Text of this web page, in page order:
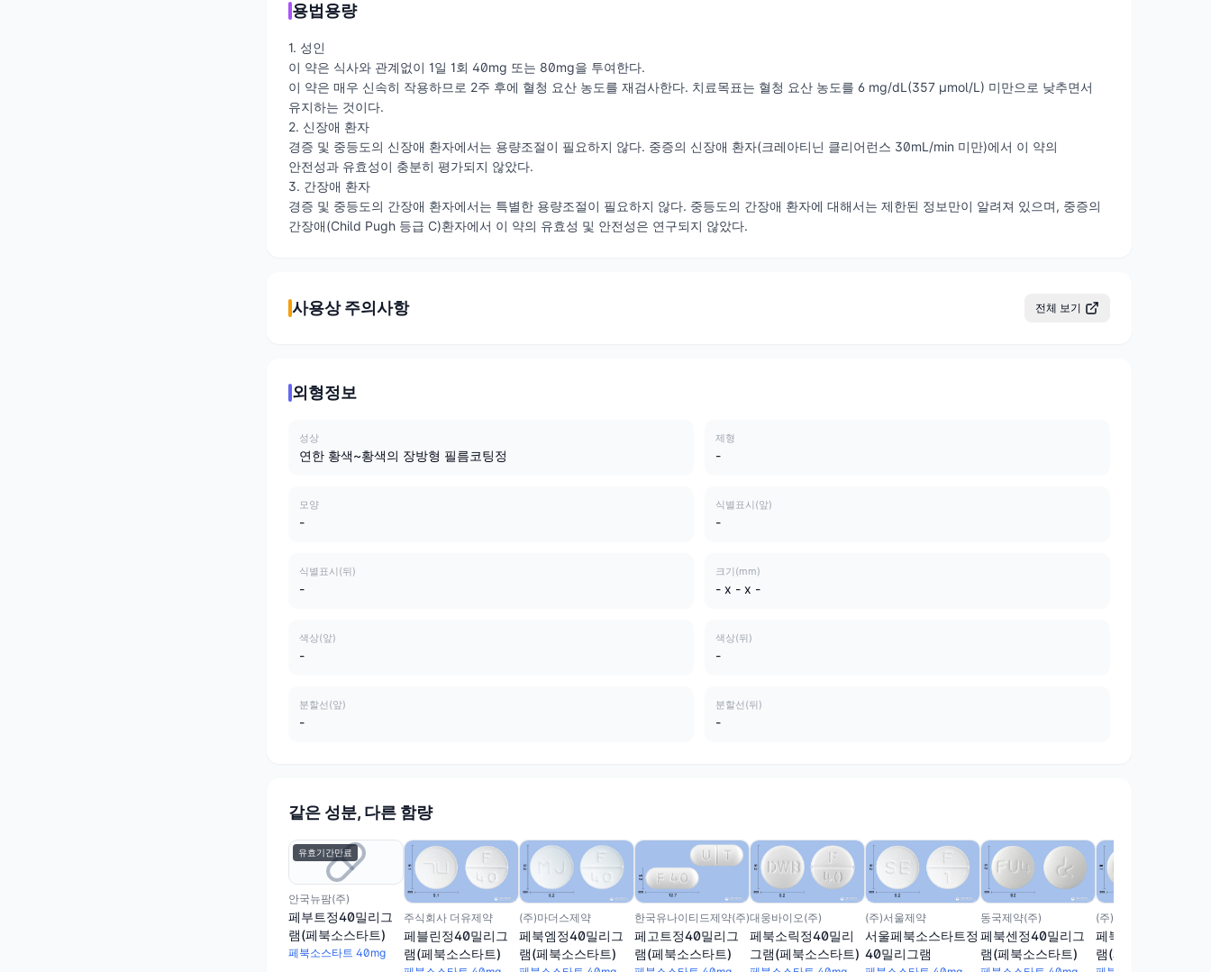
용법용량
1. 성인
이 약은 식사와 관계없이 1일 1회 40mg 또는 80mg을 투여한다.
이 약은 매우 신속히 작용하므로 2주 후에 혈청 요산 농도를 재검사한다. 치료목표는 혈청 요산 농도를 6 mg/dL(357 μmol/L) 미만으로 낮추면서
유지하는 것이다.
2. 신장애 환자
경증 및 중등도의 신장애 환자에서는 용량조절이 필요하지 않다. 중증의 신장애 환자(크레아티닌 클리어런스 30mL/min 미만)에서 이 약의
안전성과 유효성이 충분히 평가되지 않았다.
3. 간장애 환자
경증 및 중등도의 간장애 환자에서는 특별한 용량조절이 필요하지 않다. 중등도의 간장애 환자에 대해서는 제한된 정보만이 알려져 있으며, 중증의
간장애(Child Pugh 등급 C)환자에서 이 약의 유효성 및 안전성은 연구되지 않았다.
사용상 주의사항 전체 보기
외형정보
성상
연한 황색~황색의 장방형 필름코팅정
제형
-
모양
-
식별표시(앞)
-
식별표시(뒤)
-
크기(mm)
- x - x -
색상(앞)
-
색상(뒤)
-
분할선(앞)
-
분할선(뒤)
-
같은 성분, 다른 함량
유효기간만료
안국뉴팜(주)
페부트정40밀리그
램(페북소스타트)
페북소스타트 40mg
주식회사 더유제약
페블린정40밀리그
램(페북소스타트)
(주)마더스제약
페북엠정40밀리그
램(페북소스타트)
한국유나이티드제약(주)
페고트정40밀리그
램(페북소스타트)
대웅바이오(주)
페북소릭정40밀리
그램(페북소스타트)
(주)서울제약
서울페북소스타트정
40밀리그램
동국제약(주)
페북센정40밀리그
램(페북소스타트)
(주)킴스제약
페북손정40밀리그
램(페북소스타트)